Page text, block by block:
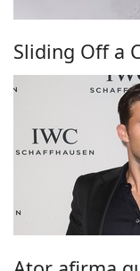
Sliding Off a